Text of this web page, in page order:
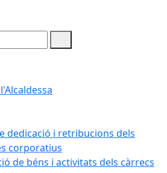
dedicació i retribucions dels
corporatius
de béns i activitats dels càrrecs